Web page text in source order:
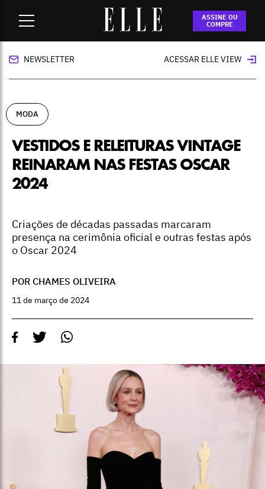
ASSINE OU
COMPRE
Vestidos e releituras vintage reinaram nas
festas Oscar 2024
NEWSLETTER ACESSAR ELLE VIEW
MODA
VESTIDOS E RELEITURAS VINTAGE
REINARAM NAS FESTAS OSCAR
2024
Criações de décadas passadas marcaram
presença na cerimônia oficial e outras festas após
o Oscar 2024
POR CHAMES OLIVEIRA
11 de março de 2024